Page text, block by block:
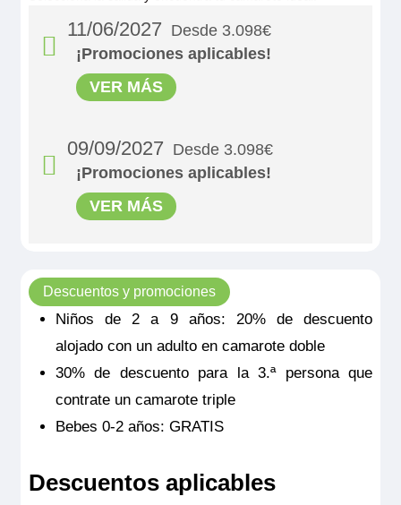
11/06/2027 Desde 3.098€
¡Promociones aplicables!
VER MÁS
MS Vivaldi
PUENTE PRINCIPAL 1 CAMA DOBLE CAT C
09/09/2027 Desde 3.098€
¡Promociones aplicables!
VER MÁS
MS Vivaldi
Descuentos y promociones
Niños de 2 a 9 años: 20% de descuento
alojado con un adulto en camarote doble
30% de descuento para la 3.ª persona que
contrate un camarote triple
Bebes 0-2 años: GRATIS
Descuentos aplicables